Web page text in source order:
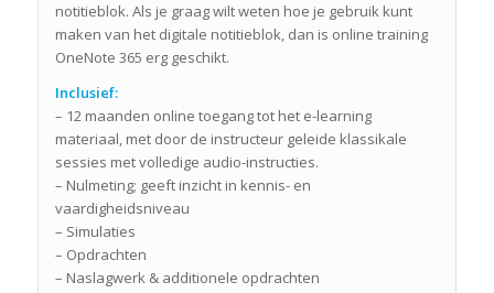
notitieblok. Als je graag wilt weten hoe je gebruik kunt
maken van het digitale notitieblok, dan is online training
OneNote 365 erg geschikt.
Inclusief:
– 12 maanden online toegang tot het e-learning
materiaal, met door de instructeur geleide klassikale
sessies met volledige audio-instructies.
– Nulmeting; geeft inzicht in kennis- en
vaardigheidsniveau
– Simulaties
– Opdrachten
– Naslagwerk & additionele opdrachten